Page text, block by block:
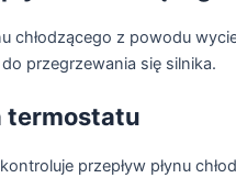
chłodzącego z powodu
przegrzewania się silnika.
termostatu
przepływ płynu